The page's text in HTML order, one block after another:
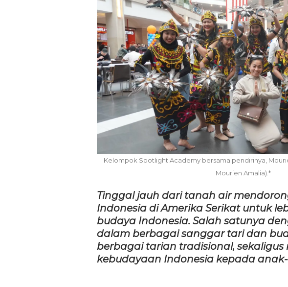
Kelompok Spotlight Academy bersama pendirinya,
Mourien Amalia).*
Tinggal jauh dari tanah air
Indonesia di Amerika Serikat untuk
budaya Indonesia. Salah satunya
dalam berbagai sanggar tari dan
berbagai tarian tradisional,
kebudayaan Indonesia kepada
Tren Bergeser, Generasi
Muda Mulai Tinggalkan Pesta
Mewah Dan Memilih Nikah
7 Agu 2026
‘Agar Tak
Terhenti’,
Gerakan
7